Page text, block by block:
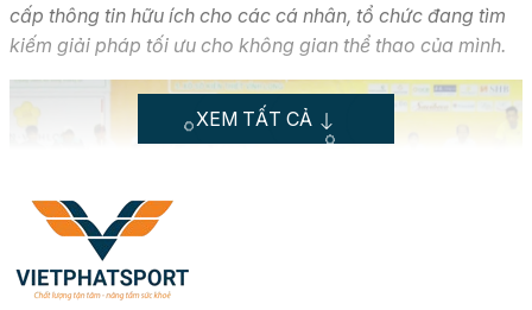
cấp thông tin hữu ích cho các cá nhân, tổ chức đang tìm
kiếm giải pháp tối ưu cho không gian thể thao của mình.
XEM TẤT CẢ